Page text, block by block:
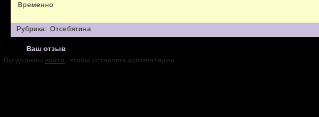
Временно
Рубрика: Отсебятина
Ваш отзыв
Вы должны войти, чтобы оставлять комментарии.